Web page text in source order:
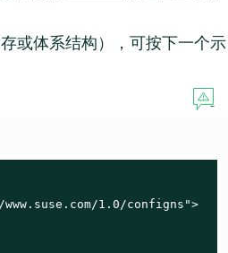
或体系结构），可按下一个示
1.0/configns">